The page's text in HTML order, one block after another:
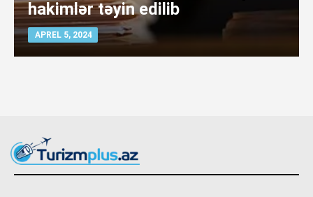
hakimlər təyin edilib
APREL 5, 2024